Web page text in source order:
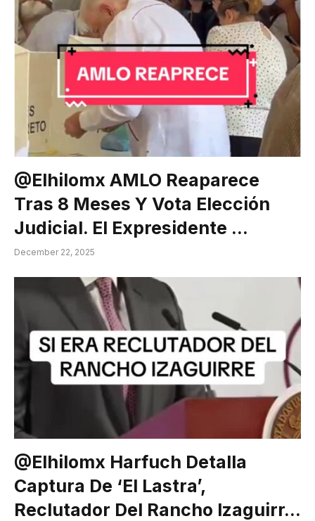
@elhilomx AMLO Reaparece
Tras 8 Meses Y Vota Elección
Judicial. El Expresidente …
December 22, 2025
@elhilomx Harfuch Detalla
Captura De ‘El Lastra’,
Reclutador Del Rancho Izaguirr…